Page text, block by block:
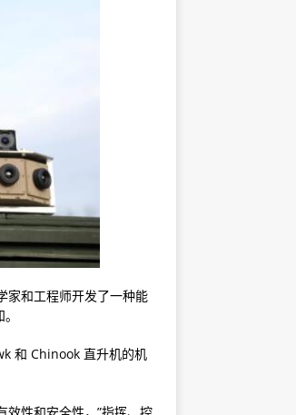
家和工程师开发了一种能
和 Chinook 直升机的机